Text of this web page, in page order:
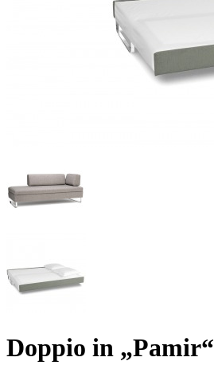
Doppio in „Pamir“